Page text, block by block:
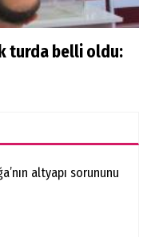
turda belli oldu:
altyapı sorununu